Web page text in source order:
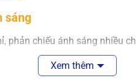
sáng
phản chiếu ánh sáng nhiều
Xem thêm